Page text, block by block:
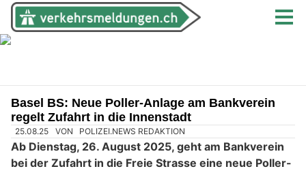
Basel BS: Neue Poller-Anlage am Bankverein
regelt Zufahrt in die Innenstadt
25.08.25 VON POLIZEI.NEWS REDAKTION
Ab Dienstag, 26. August 2025, geht am Bankverein
bei der Zufahrt in die Freie Strasse eine neue Poller-